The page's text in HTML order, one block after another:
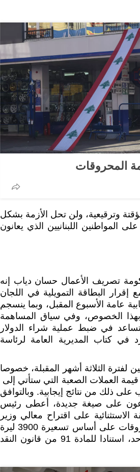
المحروقات
وترقيعية، ولن تحل الأزمة بشكل
المواطنين اللبنانيين الذي يعانون
​تصريف الأعمال​ ​حسان دياب إنه
إقرار ​البطاقة التمويلية​ في ​اللجان
عامة الأسبوع المقبل، وبما ينسجم
الخصوص، وفي سياق المساهمة
في ضبط عملية شراء ​الدولار​
في كتاب المديرية العامة لرئاسة
لفترة الثلاثة أشهر المقبلة، خصوصا
العملات الصعبة التي ستأتي إلى
على ذلك من نتائج إيجابية. وبالتوافق
عون على صيغة جديدة، أعطى رئيس
على اقتراح معالي وزير
المالية بما يسمح بتأمين تمويل استيراد المحروقات على أساس تسعيرة 3900 ليرة
لبنانية، بدلا من 1500 ليرة لبنانية للدولار الواحد، استنادا للمادة 91 من قانون النقد